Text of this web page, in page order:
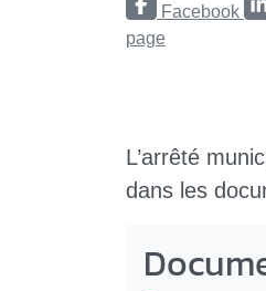
Facebook
page
L’arrêté
dans les